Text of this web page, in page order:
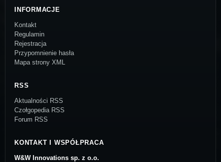
INFORMACJE
Kontakt
Regulamin
Rejestracja
Przypomnienie hasła
Mapa strony XML
RSS
Aktualności RSS
Czołgopedia RSS
Forum RSS
KONTAKT I WSPÓŁPRACA
W&W Innovations sp. z o.o.